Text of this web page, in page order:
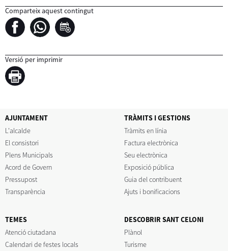
Comparteix aquest contingut
Versió per imprimir
AJUNTAMENT
L'alcalde
El consistori
Plens Municipals
Acord de Govern
Pressupost
Transparència
TRÀMITS I GESTIONS
Tràmits en línia
Factura electrònica
Seu electrònica
Exposició pública
Guia del contribuent
Ajuts i bonificacions
TEMES
Atenció ciutadana
Calendari de festes locals
DESCOBRIR SANT CELONI
Plànol
Turisme